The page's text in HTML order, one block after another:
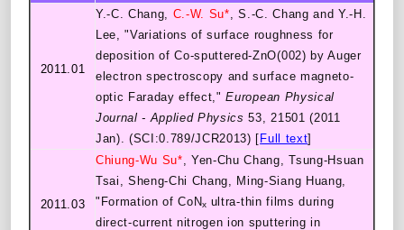
2011.01
Y.-C. Chang, C.-W. Su* , S.-C. Chang and Y.-H.
Lee, "Variations of surface roughness for
deposition of Co-sputtered-ZnO(002) by Auger
electron spectroscopy and surface magneto-
optic Faraday effect,"European Physical
Journal - Applied Physics 53, 21501 (2011
Jan). (SCI:0.789/JCR2013) [Full text]
2011.03
Chiung-Wu Su* , Yen-Chu Chang, Tsung-Hsuan
Tsai, Sheng-Chi Chang, Ming-Siang Huang,
"Formation of CoNx ultra-thin films during
direct-current nitrogen ion sputtering in